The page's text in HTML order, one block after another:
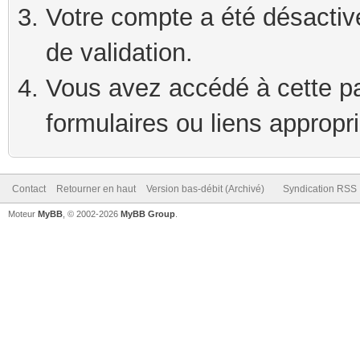
Votre compte a été
de validation.
Vous avez accédé à cette
formulaires ou liens
Contact Retourner en haut Version bas-débit (Archivé) Syndication RSS
Moteur MyBB , © 2002-2026 MyBB Group